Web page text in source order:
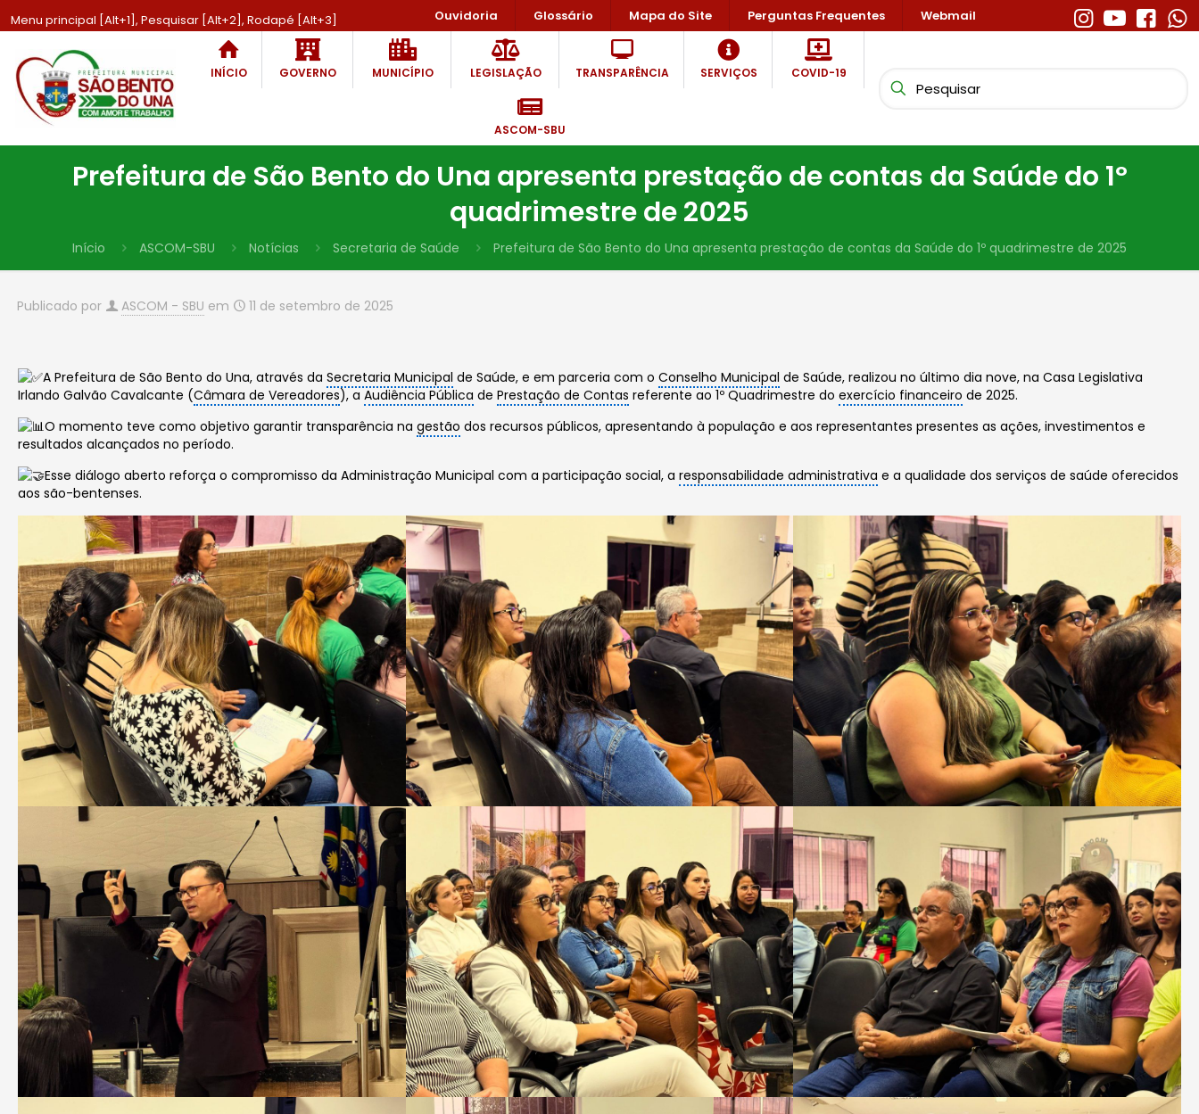
Menu principal [Alt+1], Pesquisar [Alt+2], Rodapé [Alt+3] Ouvidoria Glossário Mapa do Site Perguntas Frequentes Webmail
INÍCIO GOVERNO MUNICÍPIO LEGISLAÇÃO TRANSPARÊNCIA SERVIÇOS COVID-19
ASCOM-SBU
Prefeitura de São Bento do Una apresenta prestação de contas da Saúde do 1º
quadrimestre de 2025
Início ASCOM-SBU Notícias Secretaria de Saúde Prefeitura de São Bento do Una apresenta prestação de contas da Saúde do 1º quadrimestre de 2025
Publicado por ASCOM - SBU em 11 de setembro de 2025
A Prefeitura de São Bento do Una, através daSecretaria Municipal de Saúde, e em parceria com oConselho Municipal de Saúde, realizou no último dia nove, na CasaLegislativa
Irlando Galvão Cavalcante (Câmara de Vereadores), aAudiência Pública dePrestação de Contas referente ao 1º Quadrimestre doexercício financeiro de 2025.
O momento teve como objetivo garantir transparência nagestão dos recursos públicos, apresentando à população e aos representantes presentes as ações, investimentos e
resultados alcançados no período.
Esse diálogo aberto reforça o compromisso da Administração Municipal com a participação social, aresponsabilidade administrativa e a qualidade dos serviços de saúde oferecidos
aos são-bentenses.